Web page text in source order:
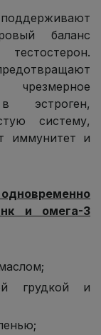
баланс
эстроген,
систему,
иммунитет и
и омега-3
грудкой и